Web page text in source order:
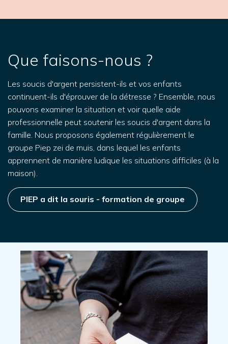
Que faisons-nous ?
Les soucis d'argent persistent-ils et vos enfants
continuent-ils d'éprouver de la détresse ? Ensemble, nous
pouvons examiner la situation et voir quelle aide
professionnelle peut soutenir les soucis d'argent dans la
famille. Nous proposons également régulièrement le
groupe Piep zei de muis, dans lequel les enfants
apprennent de manière ludique les situations difficiles (à la
maison).
PIEP a dit la souris - formation de groupe